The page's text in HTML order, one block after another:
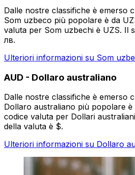
Dalle nostre classifiche è emerso
Som uzbeco più popolare è da
valuta per Som uzbechi è UZS. Il
лв.
Ulteriori informazioni su Som
AUD - Dollaro australiano
Dalle nostre classifiche è emerso
Dollaro australiano più popolare è
codice valuta per Dollari
della valuta è $.
Ulteriori informazioni su Dollaro